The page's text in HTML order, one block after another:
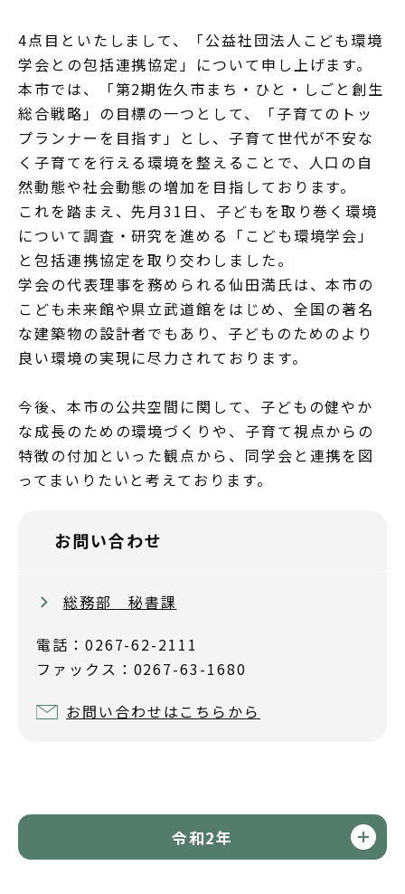
4点目といたしまして、「公益社団法人こども環境
学会との包括連携協定」について申し上げます。
本市では、「第2期佐久市まち・ひと・しごと創生
総合戦略」の目標の一つとして、「子育てのトッ
プランナーを目指す」とし、子育て世代が不安な
く子育てを行える環境を整えることで、人口の自
然動態や社会動態の増加を目指しております。
これを踏まえ、先月31日、子どもを取り巻く環境
について調査・研究を進める「こども環境学会」
と包括連携協定を取り交わしました。
学会の代表理事を務められる仙田満氏は、本市の
こども未来館や県立武道館をはじめ、全国の著名
な建築物の設計者でもあり、子どものためのより
良い環境の実現に尽力されております。
今後、本市の公共空間に関して、子どもの健やか
な成長のための環境づくりや、子育て視点からの
特徴の付加といった観点から、同学会と連携を図
ってまいりたいと考えております。
お問い合わせ
総務部 秘書課
電話：0267-62-2111
ファックス：0267-63-1680
お問い合わせはこちらから
令和2年